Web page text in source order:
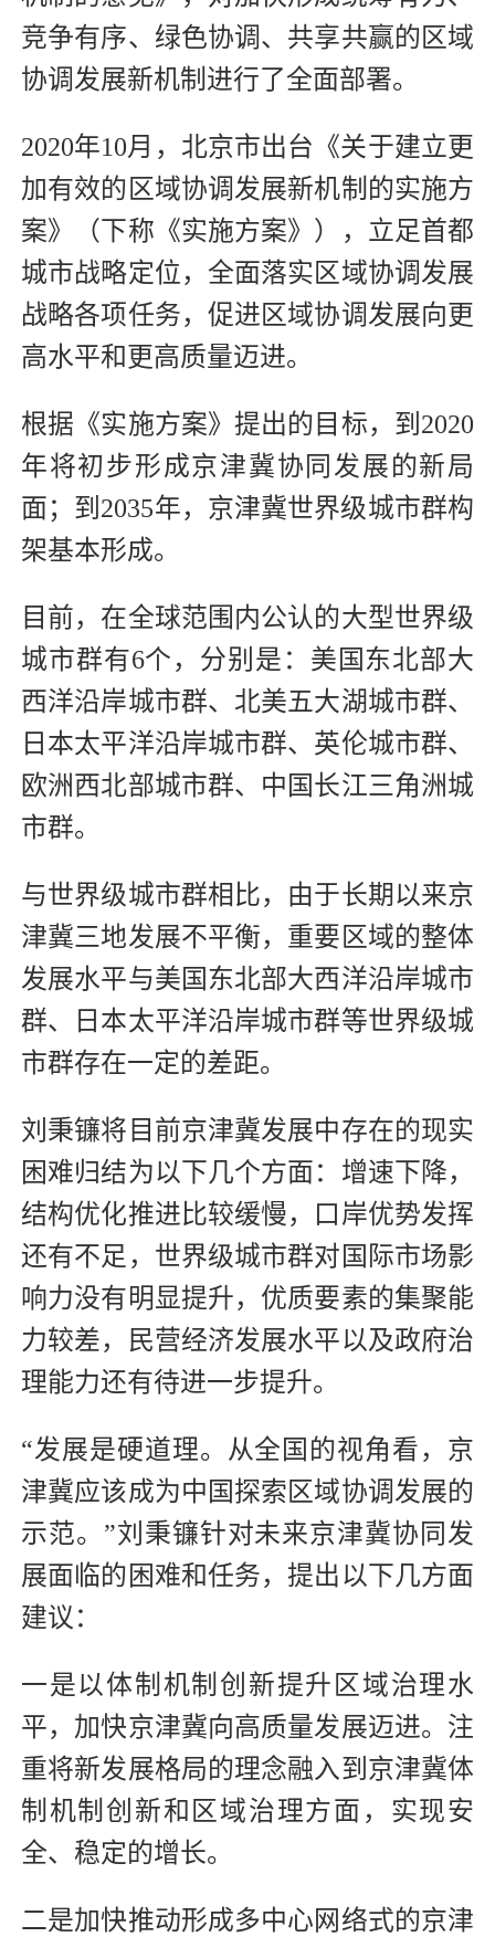
竞争有序、绿色协调、共享共赢的区域
协调发展新机制进行了全面部署。
2020年10月，北京市出台《关于建立更
加有效的区域协调发展新机制的实施方
案》（下称《实施方案》），立足首都
城市战略定位，全面落实区域协调发展
战略各项任务，促进区域协调发展向更
高水平和更高质量迈进。
根据《实施方案》提出的目标，到2020
年将初步形成京津冀协同发展的新局
面；到2035年，京津冀世界级城市群构
架基本形成。
目前，在全球范围内公认的大型世界级
城市群有6个，分别是：美国东北部大
西洋沿岸城市群、北美五大湖城市群、
日本太平洋沿岸城市群、英伦城市群、
欧洲西北部城市群、中国长江三角洲城
市群。
与世界级城市群相比，由于长期以来京
津冀三地发展不平衡，重要区域的整体
发展水平与美国东北部大西洋沿岸城市
群、日本太平洋沿岸城市群等世界级城
市群存在一定的差距。
刘秉镰将目前京津冀发展中存在的现实
困难归结为以下几个方面：增速下降，
结构优化推进比较缓慢，口岸优势发挥
还有不足，世界级城市群对国际市场影
响力没有明显提升，优质要素的集聚能
力较差，民营经济发展水平以及政府治
理能力还有待进一步提升。
“发展是硬道理。从全国的视角看，京
津冀应该成为中国探索区域协调发展的
示范。”刘秉镰针对未来京津冀协同发
展面临的困难和任务，提出以下几方面
建议：
一是以体制机制创新提升区域治理水
平，加快京津冀向高质量发展迈进。注
重将新发展格局的理念融入到京津冀体
制机制创新和区域治理方面，实现安
全、稳定的增长。
二是加快推动形成多中心网络式的京津